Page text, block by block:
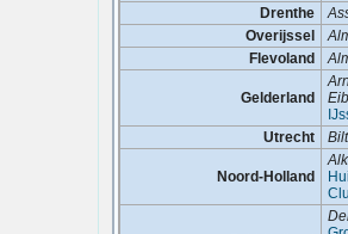
Drenthe
Overijssel
Flevoland
Gelderland
Utrecht
Noord-Holland